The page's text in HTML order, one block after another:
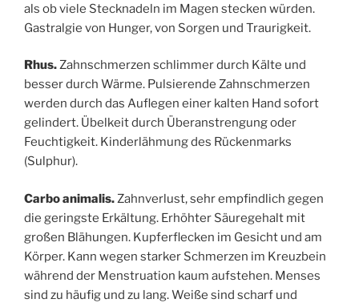
als ob viele Stecknadeln im Magen stecken würden.
Gastralgie von Hunger, von Sorgen und Traurigkeit.
Rhus.Zahnschmerzen schlimmer durch Kälte und
besser durch Wärme. Pulsierende Zahnschmerzen
werden durch das Auflegen einer kalten Hand sofort
gelindert. Übelkeit durch Überanstrengung oder
Feuchtigkeit. Kinderlähmung des Rückenmarks
(Sulphur).
Carbo animalis.Zahnverlust, sehr empfindlich gegen
die geringste Erkältung. Erhöhter Säuregehalt mit
großen Blähungen. Kupferflecken im Gesicht und am
Körper. Kann wegen starker Schmerzen im Kreuzbein
während der Menstruation kaum aufstehen. Menses
sind zu häufig und zu lang. Weiße sind scharf und